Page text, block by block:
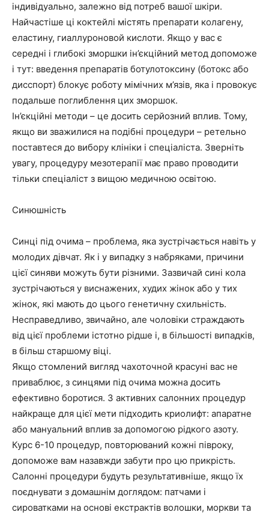
індивідуально, залежно від потреб вашої шкіри.
Найчастіше ці коктейлі містять препарати колагену,
еластину, гиаллуроновой кислоти. Якщо у вас є
середні і глибокі зморшки ін’єкційний метод допоможе
і тут: введення препаратів ботулотоксину (ботокс або
дисспорт) блокує роботу мімічних м’язів, яка і провокує
подальше поглиблення цих зморшок.
Ін’єкційні методи – це досить серйозний вплив. Тому,
якщо ви зважилися на подібні процедури – ретельно
поставтеся до вибору клініки і спеціаліста. Зверніть
увагу, процедуру мезотерапії має право проводити
тільки спеціаліст з вищою медичною освітою.
Синюшність
Синці під очима – проблема, яка зустрічається навіть у
молодих дівчат. Як і у випадку з набряками, причини
цієї синяви можуть бути різними. Зазвичай сині кола
зустрічаються у виснажених, худих жінок або у тих
жінок, які мають до цього генетичну схильність.
Несправедливо, звичайно, але чоловіки страждають
від цієї проблеми істотно рідше і, в більшості випадків,
в більш старшому віці.
Якщо стомлений вигляд чахоточной красуні вас не
приваблює, з синцями під очима можна досить
ефективно боротися. З активних салонних процедур
найкраще для цієї мети підходить криолифт: апаратне
або мануальний вплив за допомогою рідкого азоту.
Курс 6-10 процедур, повторюваний кожні півроку,
допоможе вам назавжди забути про цю прикрість.
Салонні процедури будуть результативніше, якщо їх
поєднувати з домашнім доглядом: патчами і
сироватками на основі екстрактів волошки, моркви та